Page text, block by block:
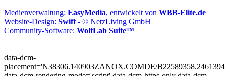
Medienverwaltung: EasyMedia, entwickelt von WBB-Elite.de
Website-Design: Swift - © NetzLiving GmbH
Community-Software: WoltLab Suite™
data-dcm-
placement='N38306.140903ZANOX.COMDE/